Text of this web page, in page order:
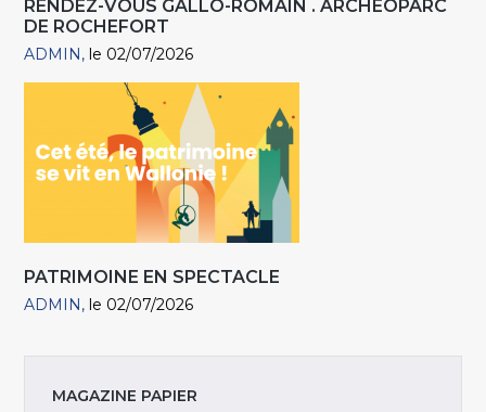
RENDEZ-VOUS GALLO-ROMAIN . ARCHÉOPARC
DE ROCHEFORT
ADMIN le 02/07/2026
PATRIMOINE EN SPECTACLE
ADMIN le 02/07/2026
MAGAZINE PAPIER